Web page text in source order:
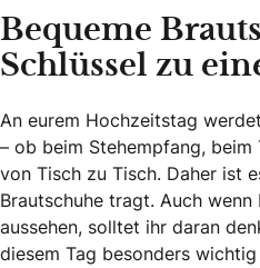
Bequeme
Schlüssel zu
An eurem Hochzeitstag
– ob beim Stehempfang,
von Tisch zu Tisch. Daher ist
Brautschuhe tragt. Auch
aussehen, solltet ihr daran
diesem Tag besonders